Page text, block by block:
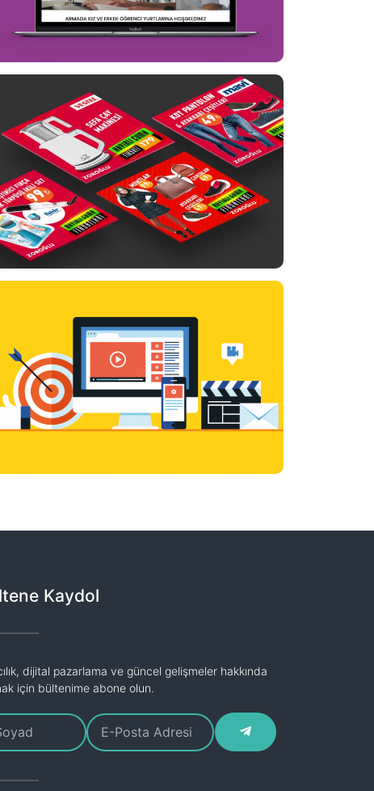
Kaydol
dijital pazarlama ve güncel gelişmeler hakkında
için bültenime abone olun.